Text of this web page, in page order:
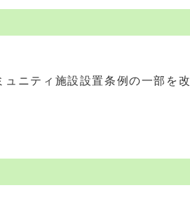
ニティ施設設置条例の一部を